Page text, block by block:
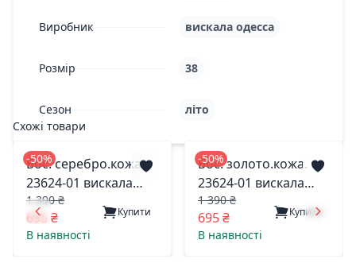
Виробник вискала одесса
Розмір 38
Сезон
літо
Схожі товари
-50%
Бос. серебро.кожа
23624-01 вискала
одесса 37(р)
1 390 ₴
695 ₴ Купити
В наявності
-50%
Бос. золото.кожа.
23624-01 вискала
одесса 38(р)
1 390 ₴
695 ₴ Купити
В наявності